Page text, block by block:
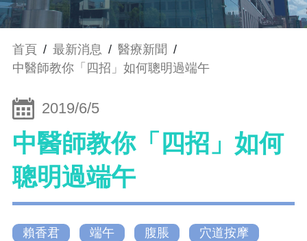
首頁 / 最新消息 / 醫療新聞 /
中醫師教你「四招」如何聰明過端午
2019/6/5
中醫師教你「四招」如何
聰明過端午
賴香君 端午 腹脹 穴道按摩